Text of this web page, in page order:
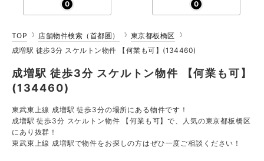
0
0
TOP 店舗物件検索（首都圏）
東京都板橋区
成増駅 徒歩3分 スケルトン物件 【何業も可】(134460)
成増駅 徒歩3分 スケルトン物件 【何業も可】
(134460)
東武東上線 成増駅 徒歩3分の場所にある物件です！
成増駅 徒歩3分 スケルトン物件 【何業も可】で、人気の東京都板橋区
にあり抜群！
東武東上線 成増駅で物件をお探しの方はぜひ一度ご相談ください！